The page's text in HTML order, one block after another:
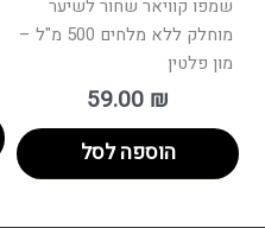
שמפו קוויאר שחור לשיער
מוחלק ללא מלחים 500 מ"ל –
מון פלטין
59.00 ₪
הוספה לסל